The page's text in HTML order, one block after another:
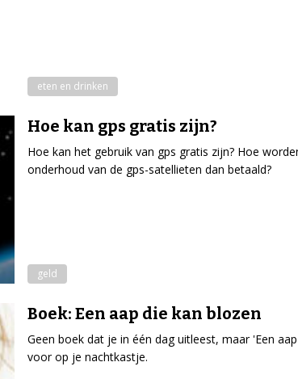
eten en drinken
Hoe kan gps gratis zijn?
Hoe kan het gebruik van gps gratis zijn? Hoe
onderhoud van de gps-satellieten dan betaald?
geld
Boek: Een aap die kan blozen
Geen boek dat je in één dag uitleest, maar 'Een
voor op je nachtkastje.